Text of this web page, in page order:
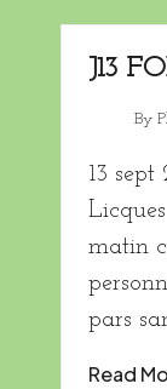
J13
by
By
13
matin
pars
Read